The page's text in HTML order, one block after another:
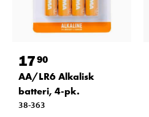
1790
AA/LR6 Alkalisk
batteri, 4-pk.
38-363